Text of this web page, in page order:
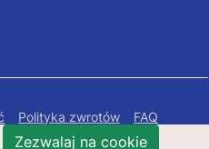
Polityka zwrotów
FAQ
Mapa Strony
Zezwalaj na cookie